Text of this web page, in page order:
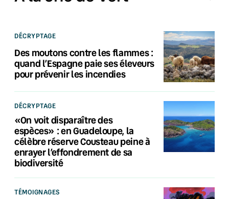
DÉCRYPTAGE
Des moutons contre les flammes :
quand l’Espagne paie ses éleveurs
pour prévenir les incendies
DÉCRYPTAGE
«On voit disparaître des
espèces» : en Guadeloupe, la
célèbre réserve Cousteau peine à
enrayer l’effondrement de sa
biodiversité
TÉMOIGNAGES